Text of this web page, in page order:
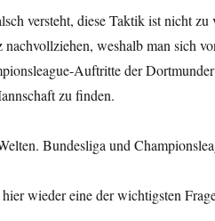
versteht, diese Taktik ist nicht
weshalb man sich
Auftritte der Dortmunder
zu finden.
Bundesliga und
wieder eine der wichtigsten